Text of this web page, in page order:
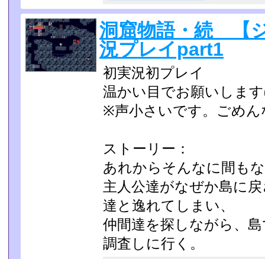
洞窟物語・続 【
況プレイpart1
初実況初プレイ
温かい目でお願いしま
※声小さいです。ごめん
ストーリー：
あれからそんなに間も
主人公達がなぜか島に
達と逸れてしまい、
仲間達を探しながら、
調査しに行く。